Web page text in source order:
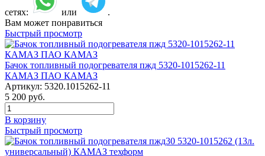
сетях: или
.
Вам может понравиться
Быстрый просмотр
Бачок топливный подогревателя пжд 5320-1015262-11
КАМАЗ ПАО КАМАЗ
Артикул: 5320.1015262-11
5 200 руб.
В корзину
Быстрый просмотр